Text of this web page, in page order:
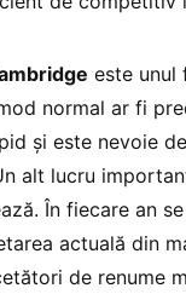
este unul
normal ar fi
și este nevoie
alt lucru
În fiecare an
actuală din
de renume